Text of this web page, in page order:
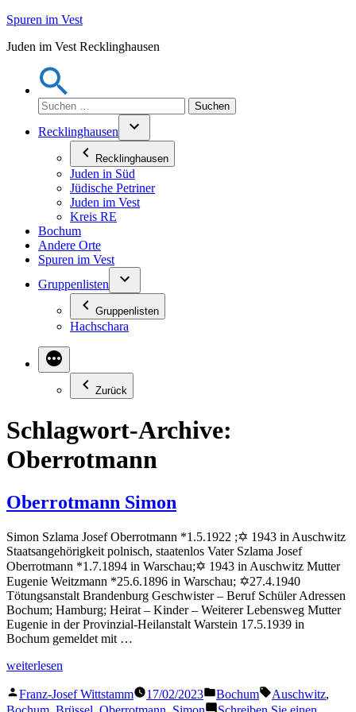
Zum
springen
Spuren im Vest
Juden im Vest Recklinghausen
Suchen
nach:
Recklinghausen
Recklinghausen
Juden in Süd
Jüdische Petriner
Juden im Vest
Kreis RE
Bochum
Andere Orte
Spuren im Vest
Gruppenlisten
Gruppenlisten
Hachschara
Zurück
Schlagwort-Archive:
Oberrotmann
Oberrotmann Simon
Simon Szlama Josef Oberrotmann *1.5.1922 ;✡ 1943 in Auschwitz
Staatsangehörigkeit polnisch, staatenlos Vater Szlama Josef
Oberrotmann *1.7.1894 in Warschau;✡ 1943 in Auschwitz Mutter
Eugenie Weitzmann *25.6.1896 in Warschau; ✡27.4.1940
Tötungsanstalt Brandenburg Geschwister – Beruf Schüler Adressen
Bochum; Hamburg; Heirat – Kinder – Weiterer Lebensweg Mutter
Eugenie in der Provinzial-Heilanstalt Warstein 17.5.1939 in
Bochum gemeldet mit …
„Oberrotmann
weiterlesen
Veröffentlicht
von
Franz-Josef Wittstamm 17/02/2023
Veröffentlicht
in
Bochum Schlagwörter:
Auschwitz,